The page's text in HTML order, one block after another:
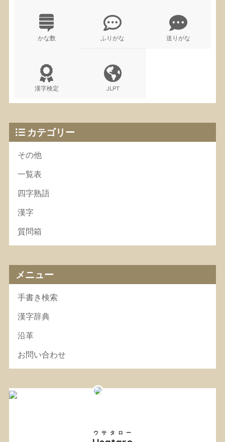
かな数 ふりがな 送りがな
漢字検定 JLPT
カテゴリー
その他
一覧表
四字熟語
漢字
質問箱
メニュー
手書き検索
漢字辞典
沿革
お問い合わせ
ウサタロー